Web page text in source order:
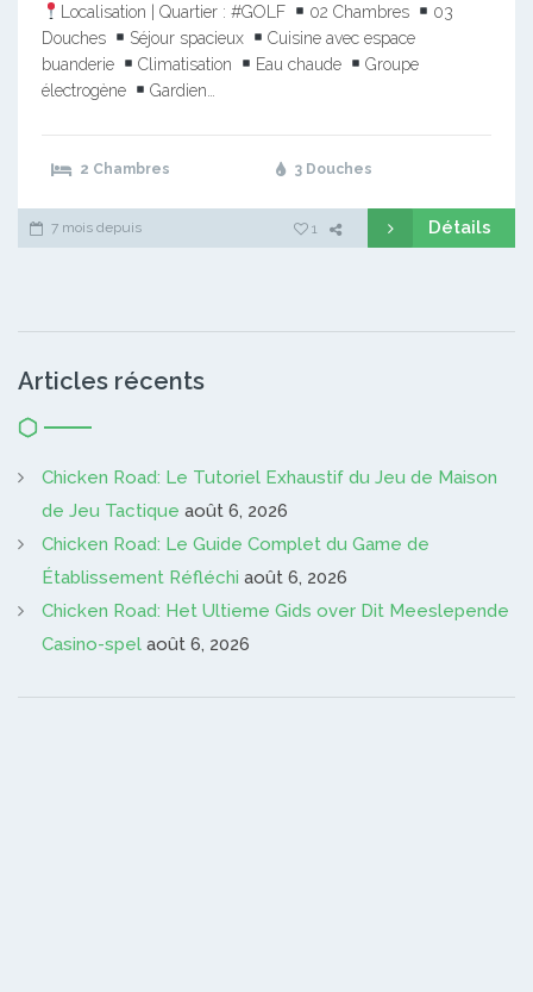
Localisation | Quartier : #GOLF
02 Chambres
03
Douches
Séjour spacieux
Cuisine avec espace
buanderie
Climatisation Eau chaude
Groupe
électrogène
Gardien…
2 Chambres 3 Douches
7 mois depuis 1 Détails
Articles récents
Chicken Road: Le Tutoriel Exhaustif du Jeu de Maison
de Jeu Tactique août 6, 2026
Chicken Road: Le Guide Complet du Game de
Établissement Réfléchi août 6, 2026
Chicken Road: Het Ultieme Gids over Dit Meeslepende
Casino-spel août 6, 2026